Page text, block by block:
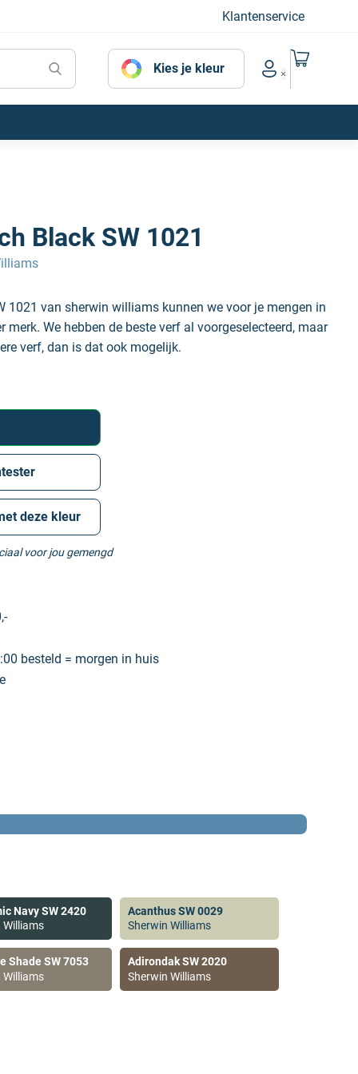
Klantenservice
Kies je kleur
Account menu
Naar mijn
Black SW 1021
1021 van sherwin williams kunnen we voor je mengen in
merk. We hebben de beste verf al voorgeselecteerd, maar
verf, dan is dat ook mogelijk.
deze kleur
voor jou gemengd
besteld = morgen in huis
Navy SW 2420
Williams
Acanthus SW 0029
Sherwin Williams
Shade SW 7053
Williams
Adirondak SW 2020
Sherwin Williams